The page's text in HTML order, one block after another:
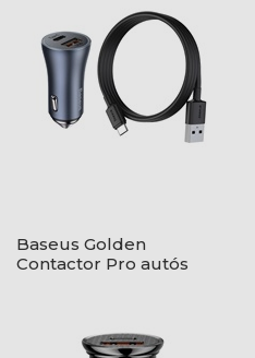
Baseus Golden
Contactor Pro autós